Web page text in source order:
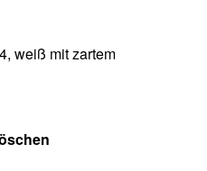
weiß mit zartem